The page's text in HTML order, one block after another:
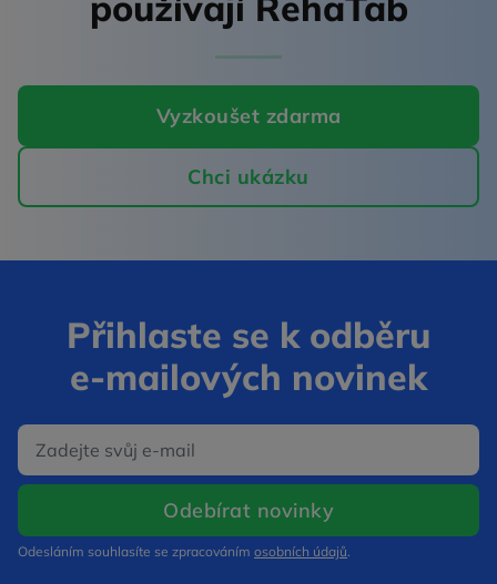
Vyzkoušet zdarma
Chci ukázku
Přihlaste se k odběru
e‑mailových novinek
E‑mail
Odebírat novinkyOtevře se v
Odesláním souhlasíte se zpracováním osobních údajů.